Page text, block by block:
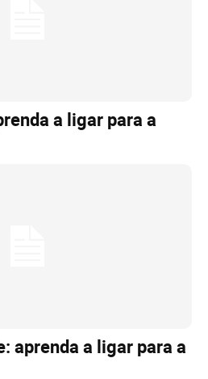
a ligar para a
aprenda a ligar para a